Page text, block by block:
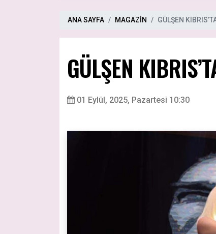
ANA SAYFA MAGAZİN GÜLŞEN
GÜLŞEN
01 Eylül, 2025, Pazartesi 10:30